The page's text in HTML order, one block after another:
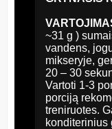
~31 g )
vandens,
mikseryje,
20 – 30
Vartoti 1-3
porciją
treniruotes.
konditerinius